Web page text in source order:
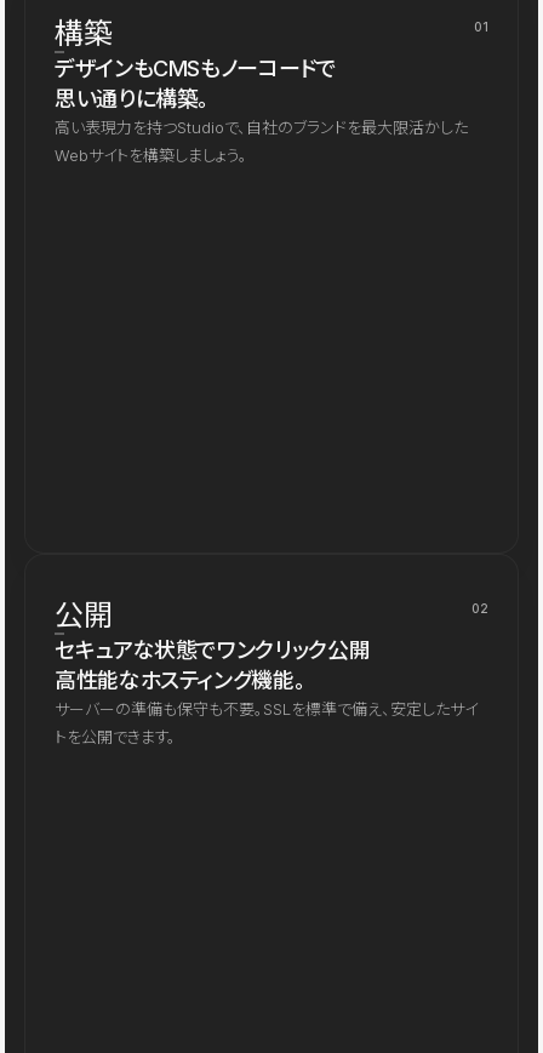
構築 01
デザインもCMSもノーコードで
思い通りに構築。
高い表現力を持つStudioで、自社のブランドを最大限活かした
Webサイトを構築しましょう。
公開 02
セキュアな状態でワンクリック公開
高性能なホスティング機能。
サーバーの準備も保守も不要。SSLを標準で備え、安定したサイ
トを公開できます。